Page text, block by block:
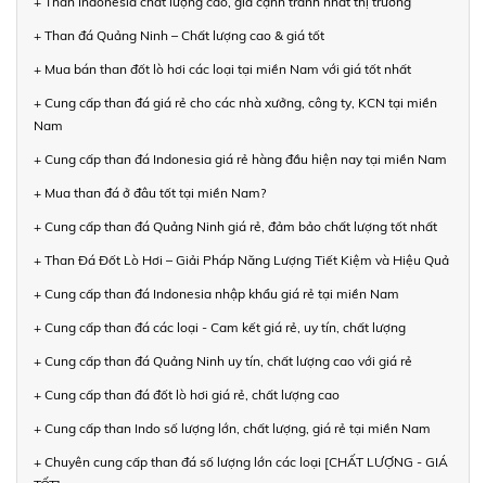
+ Than đá Quảng Ninh – Chất lượng cao & giá tốt
+ Mua bán than đốt lò hơi các loại tại miền Nam với giá tốt nhất
+ Cung cấp than đá giá rẻ cho các nhà xưởng, công ty, KCN tại miền
Nam
+ Cung cấp than đá Indonesia giá rẻ hàng đầu hiện nay tại miền Nam
+ Mua than đá ở đâu tốt tại miền Nam?
+ Cung cấp than đá Quảng Ninh giá rẻ, đảm bảo chất lượng tốt nhất
+ Than Đá Đốt Lò Hơi – Giải Pháp Năng Lượng Tiết Kiệm và Hiệu Quả
+ Cung cấp than đá Indonesia nhập khẩu giá rẻ tại miền Nam
+ Cung cấp than đá các loại - Cam kết giá rẻ, uy tín, chất lượng
+ Cung cấp than đá Quảng Ninh uy tín, chất lượng cao với giá rẻ
+ Cung cấp than đá đốt lò hơi giá rẻ, chất lượng cao
+ Cung cấp than Indo số lượng lớn, chất lượng, giá rẻ tại miền Nam
+ Chuyên cung cấp than đá số lượng lớn các loại [CHẤT LƯỢNG - GIÁ